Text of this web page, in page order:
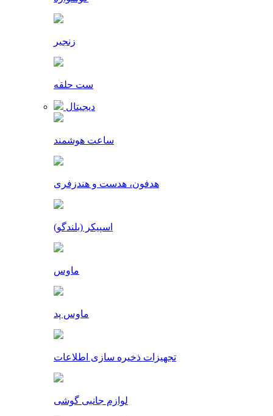
زنجیر
ست حلقه
دیجیتال
ساعت هوشمند
هدفون، هدست و هندزفری
اسپیکر (بلندگو)
ماوس
ماوس پد
تجهیزات ذخیره سازی اطلاعات
لوازم جانبی گوشی